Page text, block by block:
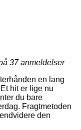
37anmeldelser
en lang
hit er lige nu
du bare
Fragtmetoden
den